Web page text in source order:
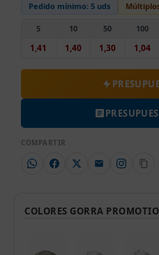
Pedido mínimo: 5 uds
5
1,41
10
1,40
50
1,30
100
1,04
COMPARTIR
COLORES GORRA